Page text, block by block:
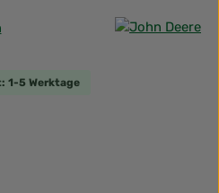
von 0 von 5 Sternen
1-5 Werktage